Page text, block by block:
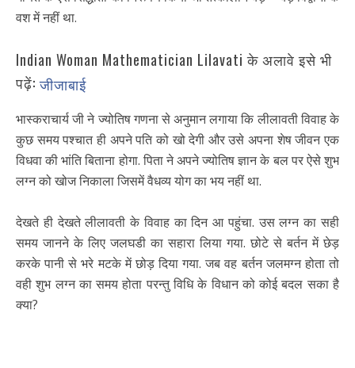
वश में नहीं था.
Indian Woman Mathematician Lilavati के अलावे इसे भी
पढ़ें:जीजाबाई
भास्कराचार्य जी ने ज्योतिष गणना से अनुमान लगाया कि लीलावती विवाह के
कुछ समय पश्चात ही अपने पति को खो देगी और उसे अपना शेष जीवन एक
विधवा की भांति बिताना होगा. पिता ने अपने ज्योतिष ज्ञान के बल पर ऐसे शुभ
लग्न को खोज निकाला जिसमें वैधव्य योग का भय नहीं था.
देखते ही देखते लीलावती के विवाह का दिन आ पहुंचा. उस लग्न का सही
समय जानने के लिए जलघडी का सहारा लिया गया. छोटे से बर्तन में छेड़
करके पानी से भरे मटके में छोड़ दिया गया. जब वह बर्तन जलमग्न होता तो
वही शुभ लग्न का समय होता परन्तु विधि के विधान को कोई बदल सका है
क्या?